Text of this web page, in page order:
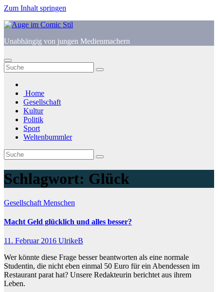
Zum Inhalt springen
Unabhängig von jungen Medienmachern
Home
Gesellschaft
Kultur
Politik
Sport
Weltenbummler
Schlagwort: Glück
Gesellschaft Menschen
Macht Geld glücklich und alles besser?
11. Februar 2016 UlrikeB
Wer könnte diese Frage besser beantworten als eine normale
Studentin, die nicht eben einmal 50 Euro für ein Abendessen im
Restaurant parat hat? Unsere Redakteurin berichtet aus ihrem
Leben.